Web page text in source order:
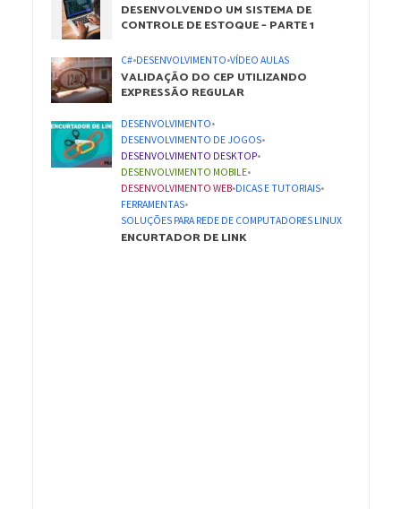
DESENVOLVENDO UM SISTEMA DE
CONTROLE DE ESTOQUE – PARTE 1
C#•DESENVOLVIMENTO•VÍDEO AULAS
VALIDAÇÃO DO CEP UTILIZANDO
EXPRESSÃO REGULAR
DESENVOLVIMENTO•
DESENVOLVIMENTO DE JOGOS•
DESENVOLVIMENTO DESKTOP•
DESENVOLVIMENTO MOBILE•
DESENVOLVIMENTO WEB•DICAS E TUTORIAIS•
FERRAMENTAS•
SOLUÇÕES PARA REDE DE COMPUTADORES LINUX
ENCURTADOR DE LINK